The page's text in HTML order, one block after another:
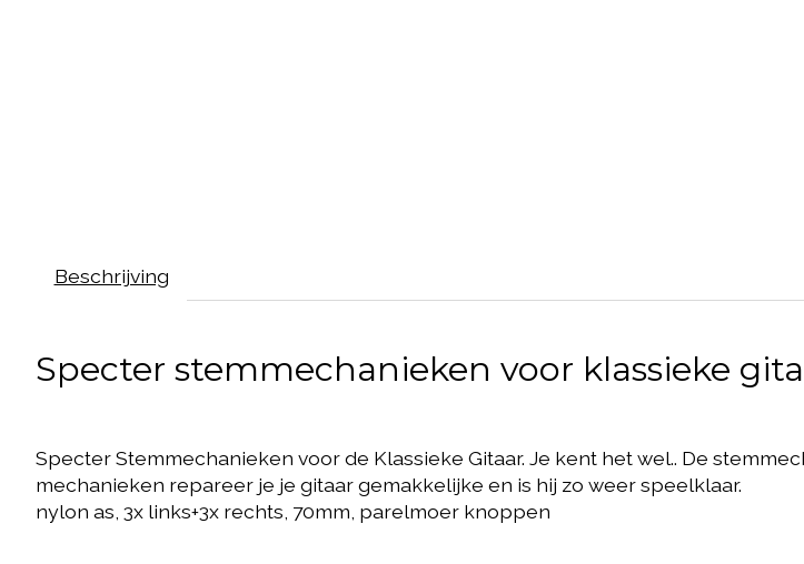
Beschrijving
Specter stemmechanieken voor klassieke
Specter Stemmechanieken voor de Klassieke Gitaar. Je kent het wel.. De
mechanieken repareer je je gitaar gemakkelijke en is hij zo weer speelklaar.
nylon as, 3x links+3x rechts, 70mm, parelmoer knoppen